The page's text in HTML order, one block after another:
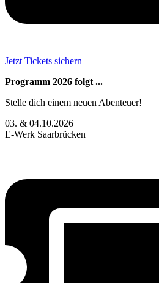
Jetzt Tickets sichern
Programm 2026 folgt ...
Stelle dich einem neuen Abenteuer!
03. & 04.10.2026
E-Werk Saarbrücken